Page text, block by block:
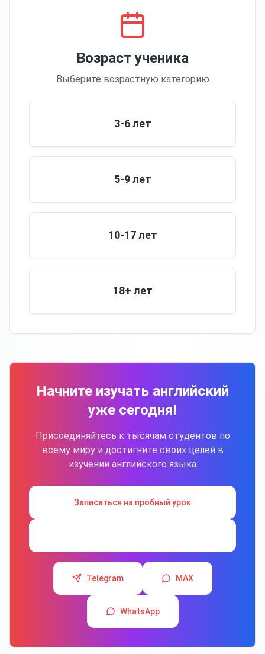
Возраст ученика
Выберите возрастную категорию
3-6 лет
5-9 лет
10-17 лет
18+ лет
Начните изучать английский
уже сегодня!
Присоединяйтесь к тысячам студентов по
всему миру и достигните своих целей в
изучении английского языка
Записаться на пробный урок
Telegram MAX
WhatsApp